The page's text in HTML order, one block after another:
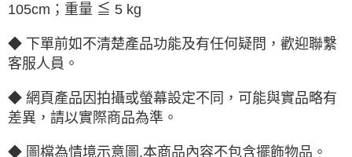
105cm；重量 ≦ 5 kg
◆ 下單前如不清楚產品功能及有任何疑問，歡迎聯繫
客服人員。
◆ 網頁產品因拍攝或螢幕設定不同，可能與實品略有
差異，請以實際商品為準。
◆ 圖檔為情境示意圖,本商品內容不包含擺飾物品。